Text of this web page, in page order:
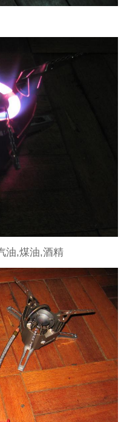
油,煤油,酒精